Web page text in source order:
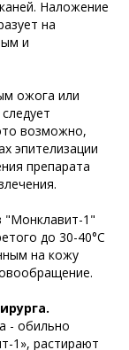
Наложение
на
и
ожога или
возможно,
эпителизации
препарата
"Монклавит-1"
до 30-40°С
на кожу
- обильно
1», растирают